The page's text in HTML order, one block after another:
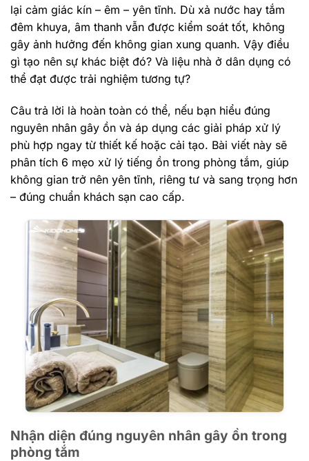
lại cảm giác kín – êm – yên tĩnh. Dù xả nước hay tắm
đêm khuya, âm thanh vẫn được kiểm soát tốt, không
gây ảnh hưởng đến không gian xung quanh. Vậy điều
gì tạo nên sự khác biệt đó? Và liệu nhà ở dân dụng có
thể đạt được trải nghiệm tương tự?
Câu trả lời là hoàn toàn có thể, nếu bạn hiểu đúng
nguyên nhân gây ồn và áp dụng các giải pháp xử lý
phù hợp ngay từ thiết kế hoặc cải tạo. Bài viết này sẽ
phân tích 6 mẹo xử lý tiếng ồn trong phòng tắm, giúp
không gian trở nên yên tĩnh, riêng tư và sang trọng hơn
– đúng chuẩn khách sạn cao cấp.
Nhận diện đúng nguyên nhân gây ồn trong
phòng tắm